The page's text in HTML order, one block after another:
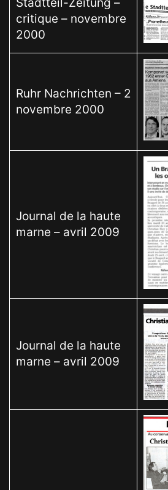
Stadtteil-Zeitung –
critique – novembre
2000
Ruhr Nachrichten – 2
novembre 2000
Journal de la haute
marne – avril 2009
Journal de la haute
marne – avril 2009